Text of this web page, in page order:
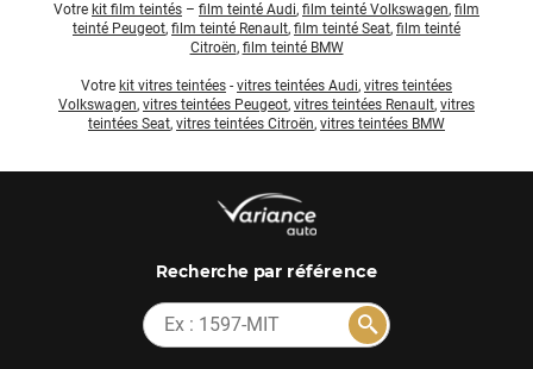
Votre kit film teintés – film teinté Audi, film teinté Volkswagen, film
teinté Peugeot, film teinté Renault, film teinté Seat, film teinté
Citroën, film teinté BMW
Votre kit vitres teintées - vitres teintées Audi, vitres teintées
Volkswagen, vitres teintées Peugeot, vitres teintées Renault, vitres
teintées Seat, vitres teintées Citroën, vitres teintées BMW
Recherchepar référence